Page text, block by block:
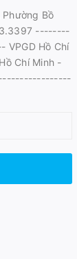
Bồ
--------
Hồ Chí
Chí Minh -